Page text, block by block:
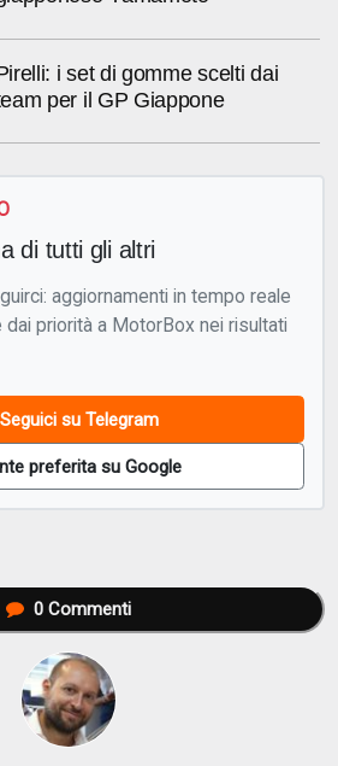
i set di gomme scelti dai
per il GP Giappone
di tutti gli altri
aggiornamenti in tempo reale
dai priorità a MotorBox nei risultati
Seguici su Telegram
preferita su Google
0Commenti